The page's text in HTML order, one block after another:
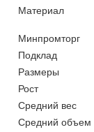
Материал
Минпромторг
Подклад
Размеры
Рост
Средний вес
Средний объем